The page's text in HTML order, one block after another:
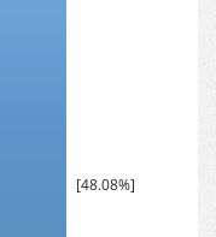
[48.08%]